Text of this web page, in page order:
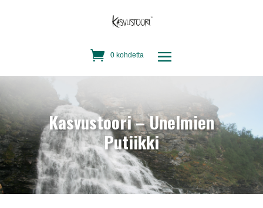
0 kohdetta
Kasvustoori – Unelmien
Putiikki